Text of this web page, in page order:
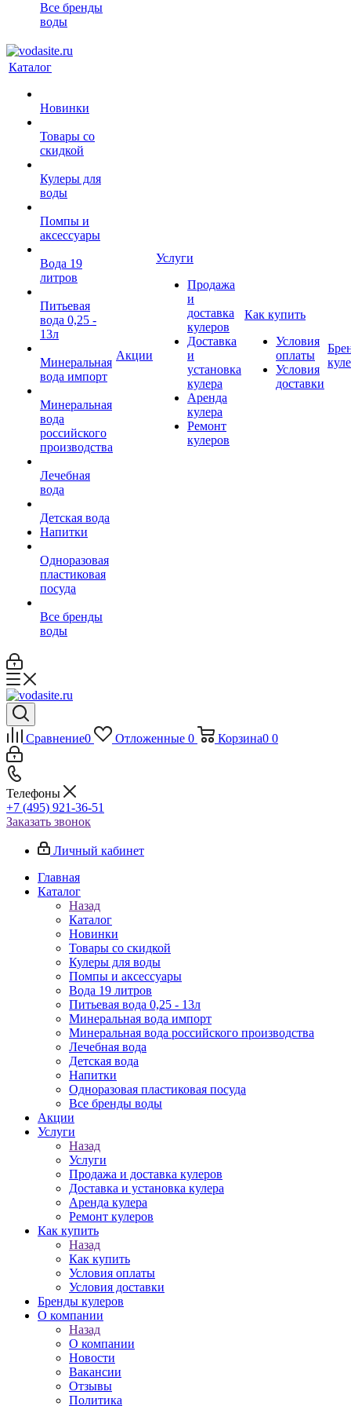
Все бренды
воды
Каталог
Новинки
Товары со
скидкой
Кулеры для
воды
Помпы и
аксессуары
Вода 19
литров
Питьевая
вода 0,25 -
13л
Минеральная
вода импорт
Минеральная
вода
российского
производства
Лечебная
вода
Детская вода
Напитки
Одноразовая
пластиковая
посуда
Все бренды
воды
Акции
Услуги
Продажа
и
доставка
кулеров
Доставка
и
установка
кулера
Аренда
кулера
Ремонт
кулеров
Как купить
Условия
оплаты
Условия
доставки
Сравнение0 Отложенные 0 Корзина0 0
Телефоны
+7 (495) 921-36-51
Заказать звонок
Личный кабинет
Главная
Каталог
Назад
Каталог
Новинки
Товары со скидкой
Кулеры для воды
Помпы и аксессуары
Вода 19 литров
Питьевая вода 0,25 - 13л
Минеральная вода импорт
Минеральная вода российского производства
Лечебная вода
Детская вода
Напитки
Одноразовая пластиковая посуда
Все бренды воды
Акции
Услуги
Назад
Услуги
Продажа и доставка кулеров
Доставка и установка кулера
Аренда кулера
Ремонт кулеров
Как купить
Назад
Как купить
Условия оплаты
Условия доставки
Бренды кулеров
О компании
Назад
О компании
Новости
Вакансии
Отзывы
Политика